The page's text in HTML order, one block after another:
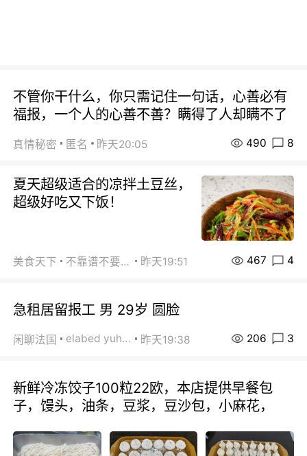
不管你干什么，你只需记住一句话，心善必有
福报，一个人的心善不善？瞒得了人却瞒不了
真情秘密 匿名 昨天20:05 490 8
夏天超级适合的凉拌土豆丝，
超级好吃又下饭！
美食天下 不靠谱不要联系 昨天19:51 467 4
急租居留报工 男 29岁 圆脸
闲聊法国 elabed yuhua 昨天19:38 206 3
新鲜冷冻饺子100粒22欧，本店提供早餐包
子，馒头，油条，豆浆，豆沙包，小麻花，